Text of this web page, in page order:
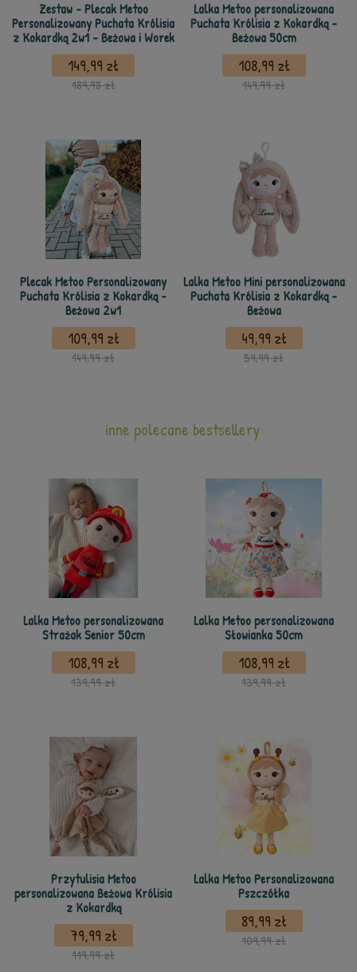
Zestaw - Plecak Metoo
Personalizowany Puchata Królisia
z Kokardką 2w1 - Beżowa i Worek
149,99 zł
189,98 zł
Lalka Metoo personalizowana
Puchata Królisia z Kokardką -
Beżowa 50cm
108,99 zł
149,99 zł
Plecak Metoo Personalizowany
Puchata Królisia z Kokardką -
Beżowa 2w1
109,99 zł
149,99 zł
Lalka Metoo Mini personalizowana
Puchata Królisia z Kokardką -
Beżowa
49,99 zł
59,99 zł
inne polecane bestsellery
Lalka Metoo personalizowana
Strażak Senior 50cm
108,99 zł
139,99 zł
Lalka Metoo personalizowana
Słowianka 50cm
108,99 zł
139,99 zł
Przytulisia Metoo
personalizowana Beżowa Królisia
z Kokardką
79,99 zł
119,99 zł
Lalka Metoo Personalizowana
Pszczółka
89,99 zł
109,99 zł